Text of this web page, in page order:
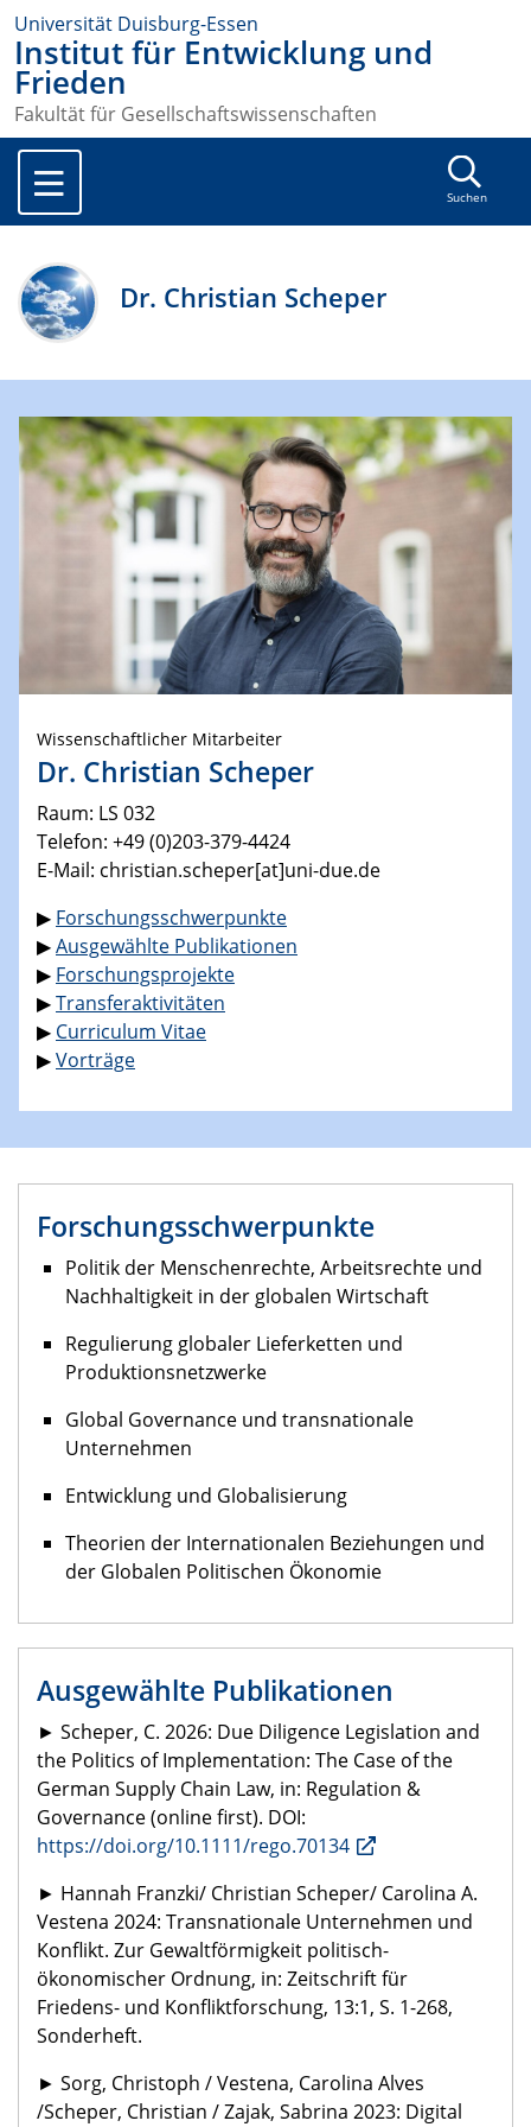
Universität Duisburg-Essen
Institut für Entwicklung und
Frieden
Fakultät für Gesellschaftswissenschaften
Suchen
Dr. Christian Scheper
Wissenschaftlicher Mitarbeiter
Dr. Christian Scheper
Raum: LS 032
Telefon: +49 (0)203-379-4424
E-Mail: christian.scheper[at]uni-due.de
▶ Forschungsschwerpunkte
▶Ausgewählte Publikationen
▶ Forschungsprojekte
▶Transferaktivitäten
▶ Curriculum Vitae
▶Vorträge
Forschungsschwerpunkte
Politik der Menschenrechte, Arbeitsrechte und
Nachhaltigkeit in der globalen Wirtschaft
Regulierung globaler Lieferketten und
Produktionsnetzwerke
Global Governance und transnationale
Unternehmen
Entwicklung und Globalisierung
Theorien der Internationalen Beziehungen und
der Globalen Politischen Ökonomie
Ausgewählte Publikationen
► Scheper, C. 2026: Due Diligence Legislation and
the Politics of Implementation: The Case of the
German Supply Chain Law, in: Regulation &
Governance (online first). DOI:
https://doi.org/10.1111/rego.70134
► Hannah Franzki/ Christian Scheper/ Carolina A.
Vestena 2024: Transnationale Unternehmen und
Konflikt. Zur Gewaltförmigkeit politisch-
ökonomischer Ordnung, in: Zeitschrift für
Friedens- und Konfliktforschung, 13:1, S. 1-268,
Sonderheft.
► Sorg, Christoph / Vestena, Carolina Alves
/Scheper, Christian / Zajak, Sabrina 2023: Digital